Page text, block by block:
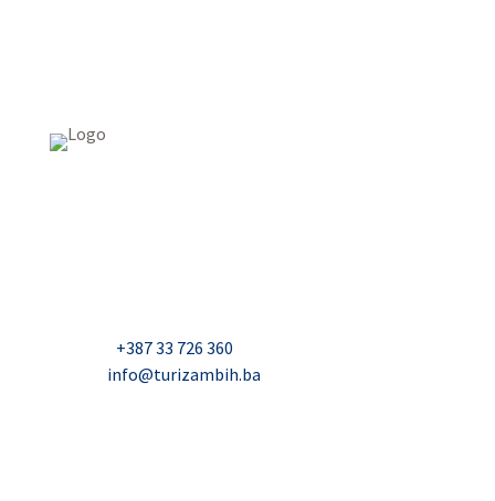
+387 33 726 360
info@turizambih.ba